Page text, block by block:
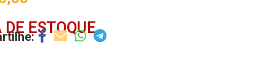
DE ESTOQUE